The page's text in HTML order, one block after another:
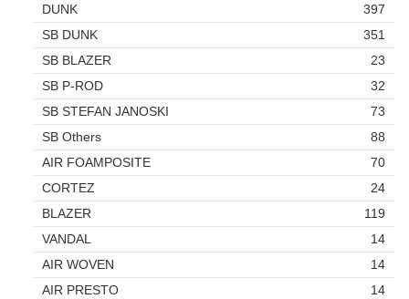
DUNK
397
SB DUNK
351
SB BLAZER
23
SB P-ROD
32
SB STEFAN JANOSKI
73
SB Others
88
AIR FOAMPOSITE
70
CORTEZ
24
BLAZER
119
VANDAL
14
AIR WOVEN
14
AIR PRESTO
14